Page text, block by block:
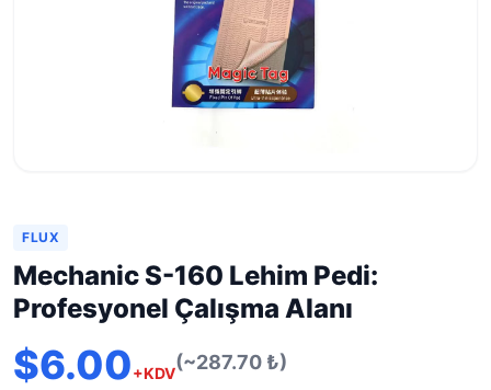
FLUX
Mechanic S-160 Lehim Pedi:
Profesyonel Çalışma Alanı
$6.00+KDV(~287.70 ₺)